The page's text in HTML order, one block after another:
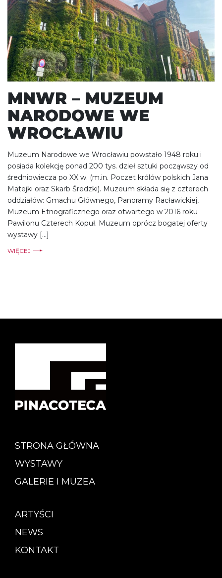
MNWR – MUZEUM
NARODOWE WE
WROCŁAWIU
Muzeum Narodowe we Wrocławiu powstało 1948 roku i
posiada kolekcję ponad 200 tys. dzieł sztuki począwszy od
średniowiecza po XX w. (m.in. Poczet królów polskich Jana
Matejki oraz Skarb Średzki). Muzeum składa się z czterech
oddziałów: Gmachu Głównego, Panoramy Racławickiej,
Muzeum Etnograficznego oraz otwartego w 2016 roku
Pawilonu Czterech Kopuł. Muzeum oprócz bogatej oferty
wystawy […]
WIĘCEJ
STRONA GŁÓWNA
WYSTAWY
GALERIE I MUZEA
ARTYŚCI
NEWS
KONTAKT